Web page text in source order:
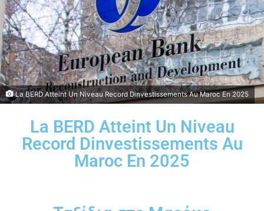
La BERD Atteint Un Niveau Record Dinvestissements Au Maroc En 2025
La BERD Atteint Un Niveau
Record Dinvestissements Au
Maroc En 2025